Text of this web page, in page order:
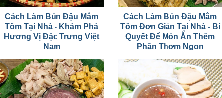
Cách Làm Bún Đậu Mắm
Tôm Tại Nhà - Khám Phá
Hương Vị Đặc Trưng Việt
Nam
Cách Làm Bún Đậu Mắm
Tôm Đơn Giản Tại Nhà - Bí
Quyết Để Món Ăn Thêm
Phần Thơm Ngon